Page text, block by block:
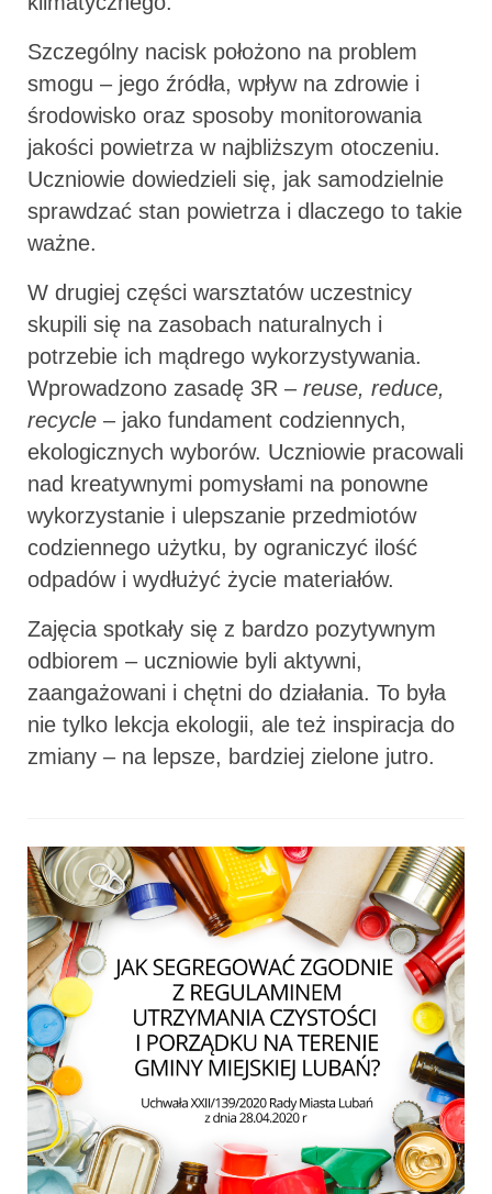
Szczególny nacisk położono na problem
smogu – jego źródła, wpływ na zdrowie i
środowisko oraz sposoby monitorowania
jakości powietrza w najbliższym otoczeniu.
Uczniowie dowiedzieli się, jak samodzielnie
sprawdzać stan powietrza i dlaczego to takie
ważne.
W drugiej części warsztatów uczestnicy
skupili się na zasobach naturalnych i
potrzebie ich mądrego wykorzystywania.
Wprowadzono zasadę 3R – reuse, reduce,
recycle – jako fundament codziennych,
ekologicznych wyborów. Uczniowie pracowali
nad kreatywnymi pomysłami na ponowne
wykorzystanie i ulepszanie przedmiotów
codziennego użytku, by ograniczyć ilość
odpadów i wydłużyć życie materiałów.
Zajęcia spotkały się z bardzo pozytywnym
odbiorem – uczniowie byli aktywni,
zaangażowani i chętni do działania. To była
nie tylko lekcja ekologii, ale też inspiracja do
zmiany – na lepsze, bardziej zielone jutro.